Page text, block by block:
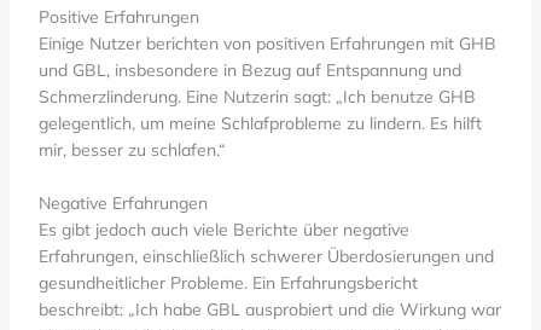
Positive Erfahrungen
Einige Nutzer berichten von positiven Erfahrungen mit GHB
und GBL, insbesondere in Bezug auf Entspannung und
Schmerzlinderung. Eine Nutzerin sagt: „Ich benutze GHB
gelegentlich, um meine Schlafprobleme zu lindern. Es hilft
mir, besser zu schlafen.“
Negative Erfahrungen
Es gibt jedoch auch viele Berichte über negative
Erfahrungen, einschließlich schwerer Überdosierungen und
gesundheitlicher Probleme. Ein Erfahrungsbericht
beschreibt: „Ich habe GBL ausprobiert und die Wirkung war